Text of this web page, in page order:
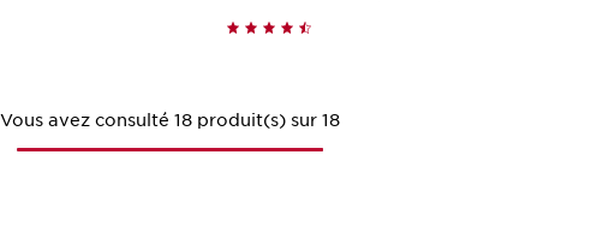
Vous avez consulté 18 produit(s) sur 18